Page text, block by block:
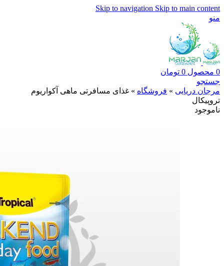
Skip to navigation Skip to main content
منو
0 محصول 0 تومان
جستجو
مرجان دریایی » فروشگاه » غذای مسافرتی ماهی آکواریوم
تروپیکال
ناموجود